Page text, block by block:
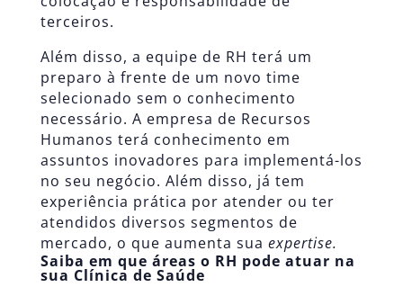
terceiros.
Além disso, a equipe de RH terá um
preparo à frente de um novo time
selecionado sem o conhecimento
necessário. A empresa de Recursos
Humanos terá conhecimento em
assuntos inovadores para implementá-los
no seu negócio. Além disso, já tem
experiência prática por atender ou ter
atendidos diversos segmentos de
mercado, o que aumenta sua expertise.
Saiba em que áreas o RH pode atuar na
sua Clínica de Saúde